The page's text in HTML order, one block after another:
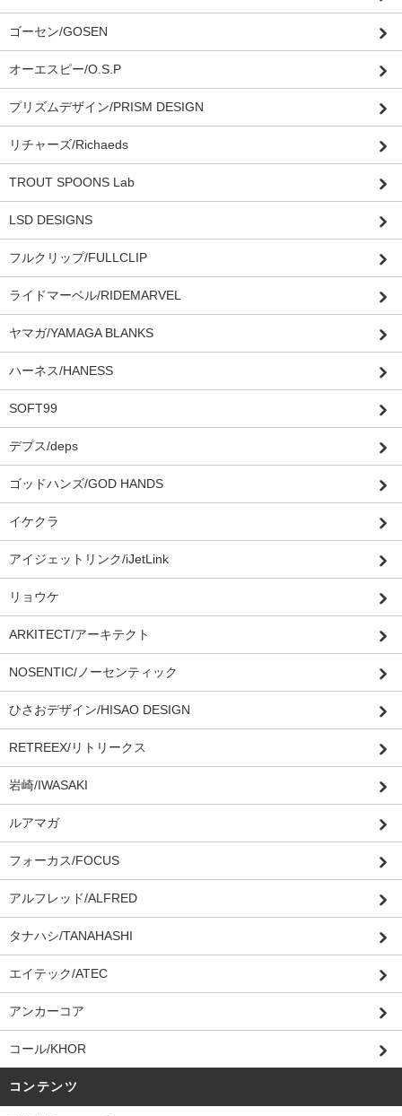
ゴーセン/GOSEN
オーエスピー/O.S.P
プリズムデザイン/PRISM DESIGN
リチャーズ/Richaeds
TROUT SPOONS Lab
LSD DESIGNS
フルクリップ/FULLCLIP
ライドマーベル/RIDEMARVEL
ヤマガ/YAMAGA BLANKS
ハーネス/HANESS
SOFT99
デプス/deps
ゴッドハンズ/GOD HANDS
イケクラ
アイジェットリンク/iJetLink
リョウケ
ARKITECT/アーキテクト
NOSENTIC/ノーセンティック
ひさおデザイン/HISAO DESIGN
RETREEX/リトリークス
岩崎/IWASAKI
ルアマガ
フォーカス/FOCUS
アルフレッド/ALFRED
タナハシ/TANAHASHI
エイテック/ATEC
アンカーコア
コール/KHOR
コンテンツ